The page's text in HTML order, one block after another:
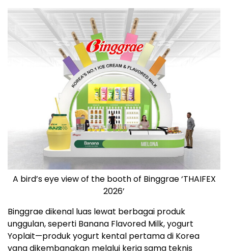
A bird’s eye view of the booth of Binggrae ‘THAIFEX
2026’
Binggrae dikenal luas lewat berbagai produk
unggulan, seperti Banana Flavored Milk, yogurt
Yoplait—produk yogurt kental pertama di Korea
yang dikembangkan melalui kerja sama teknis